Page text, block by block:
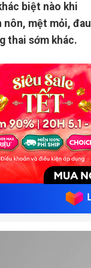
biệt nào khi
nôn, mệt mỏi, đau
thai sớm khác.